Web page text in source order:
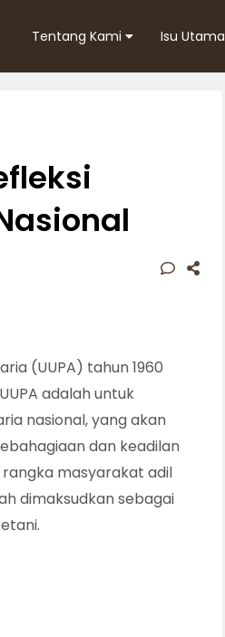
Tentang Kami Isu Utama
(UUPA) tahun 1960
adalah untuk
nasional, yang akan
dan keadilan
masyarakat adil
dimaksudkan sebagai